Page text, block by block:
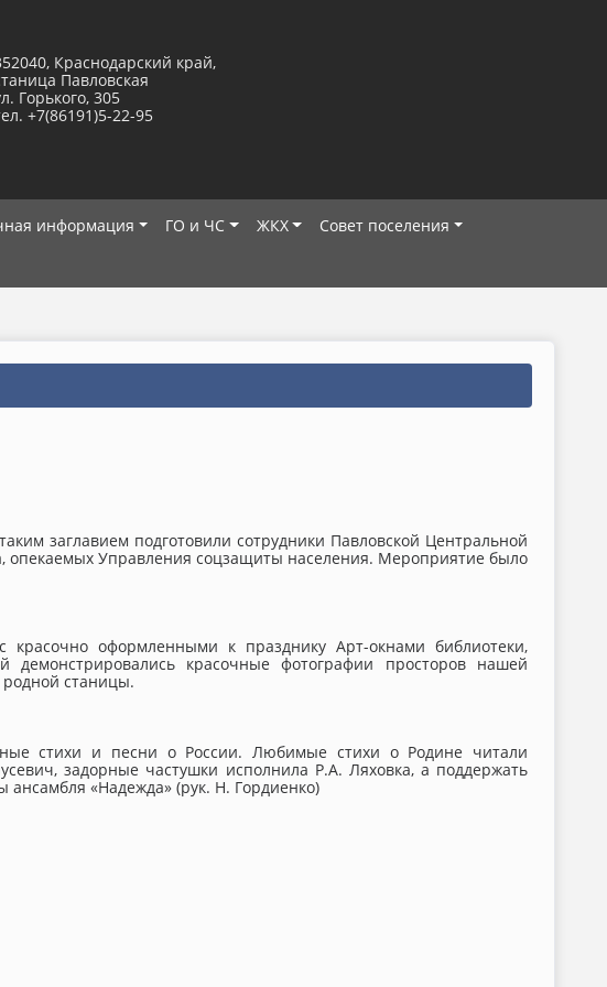
Краснодарский край,
Павловская
Горького, 305
+7(86191)5-22-95
информация ГО и ЧС ЖКХ
Совет поселения
заглавием подготовили сотрудники Павловской Центральной
опекаемых Управления соцзащиты населения. Мероприятие было
красочно оформленными к празднику Арт-окнами библиотеки,
демонстрировались красочные фотографии просторов нашей
станицы.
стихи и песни о России. Любимые стихи о Родине читали
задорные частушки исполнила Р.А. Ляховка, а поддержать
«Надежда» (рук. Н. Гордиенко)